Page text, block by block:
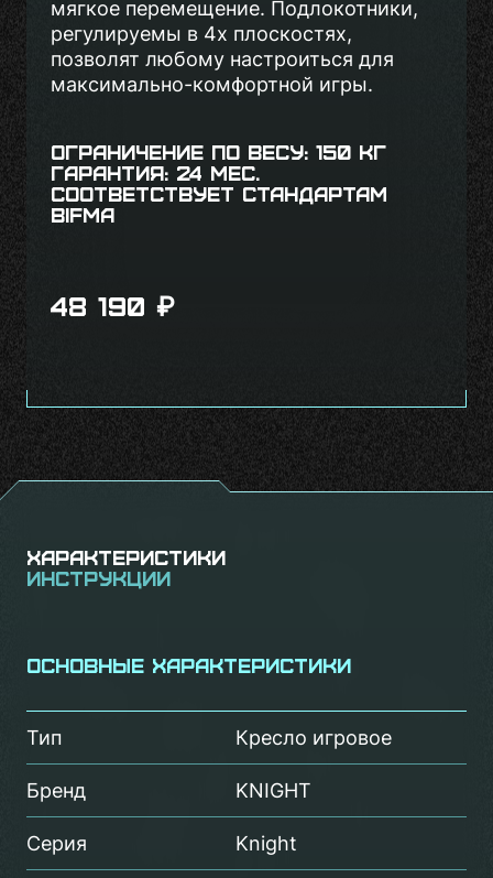
мягкое перемещение. Подлокотники,
регулируемы в 4х плоскостях,
позволят любому настроиться для
максимально-комфортной игры.
Ограничение по весу: 150 кг
Гарантия: 24 мес.
Соответствует стандартам
BIFMA
48 190 ₽
Характеристики
Инструкции
Основные характеристики
Тип Кресло игровое
Бренд KNIGHT
Серия Knight